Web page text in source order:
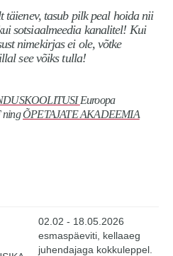
täienev, tasub pilk peal hoida nii
sotsiaalmeedia kanalitel! Kui
nimekirjas ei ole, võtke
see võiks tulla!
Euroopa
ningÕPETAJATE AKADEEMIA
02.02 - 18.05.2026
esmaspäeviti, kellaaeg
juhendajaga kokkuleppel.